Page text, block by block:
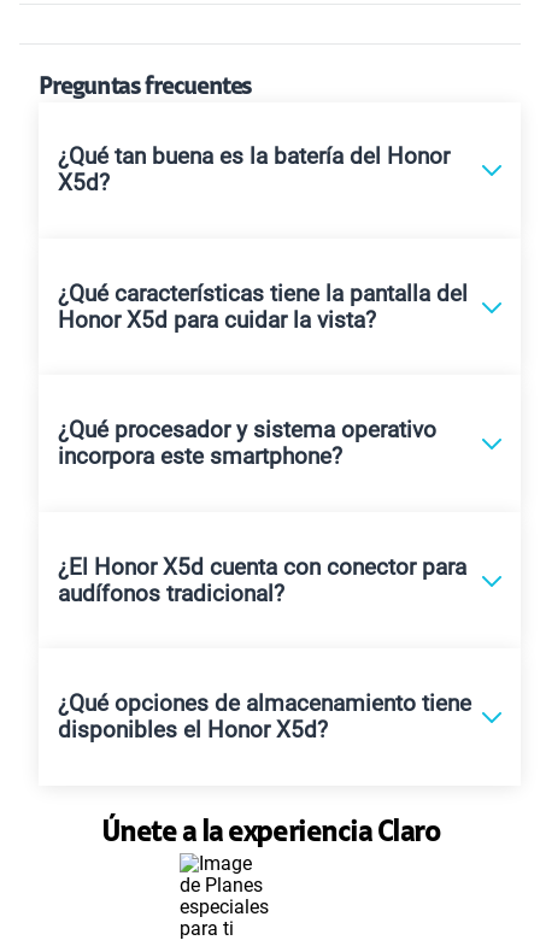
Preguntas frecuentes
¿Qué tan buena es la batería del Honor
X5d?
¿Qué características tiene la pantalla del
Honor X5d para cuidar la vista?
¿Qué procesador y sistema operativo
incorpora este smartphone?
¿El Honor X5d cuenta con conector para
audífonos tradicional?
¿Qué opciones de almacenamiento tiene
disponibles el Honor X5d?
Únete a la experiencia Claro